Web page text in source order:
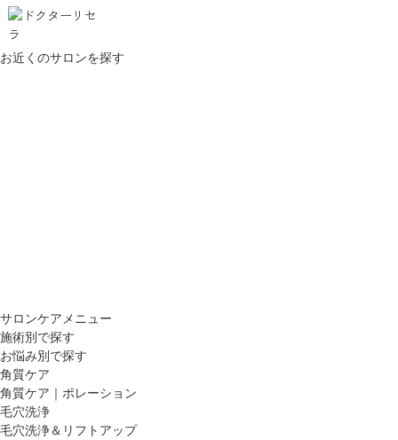
お近くのサロンを探す
サロンケアメニュー
施術別で探す
お悩み別で探す
角質ケア
角質ケア｜ポレーション
毛穴洗浄
毛穴洗浄＆リフトアップ